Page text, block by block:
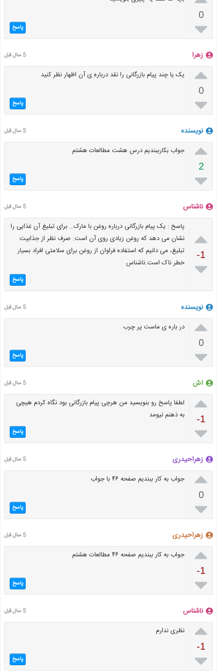
0
 پاسخ
زهرا 5 سال قبل

0

یک یا چند پیام بازرگانی را نقد درباره ی آن اظهار نظر کنید
پاسخ
نویسنده 5 سال قبل

2

جواب بکارببندیم درس هشت مطالعات هشتم
پاسخ
ناشناس 5 سال قبل

-1

پاسخ : یک پیام بازرگانی درباره روغن با مارک… برای تبلیغ آن غذایی را
نشان می دهد که روغن زیادی روی آن است. صرف نظر از جذابیت
تبلیغ، می دانیم که استفاده فراوان از روغن برای سلامتی افراد بسیار
خطر ناک است.ناشناس
پاسخ
نویسنده 5 سال قبل

0

در باره ی ماست پر چرب
پاسخ
اش 5 سال قبل

-1

لطفا پاسخ رو بنویسید من هرچی پیام بازرگانی بود نگاه کردم هیچی
به ذهنم نیومد
پاسخ
زهراحیدری 5 سال قبل

0

جواب به کار ببندیم صفحه ۴۶ با جواب
پاسخ
زهرا‌حیدری 5 سال قبل

-1

جواب به کار ببندیم صفحه ۴۶ مطالعات هشتم
پاسخ
ناشناس 5 سال قبل

-1

نظری ندارم
پاسخ